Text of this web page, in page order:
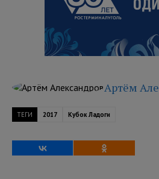
Артём
ТЕГИ 2017 Кубок Ладоги